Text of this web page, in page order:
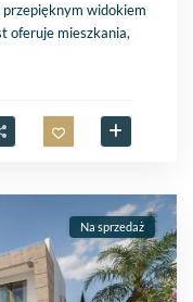
widokiem
oferuje mieszkania,
Na sprzedaż